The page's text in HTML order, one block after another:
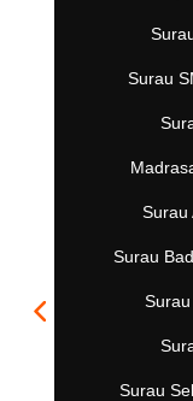
Surau
Surau
Surau
Surau